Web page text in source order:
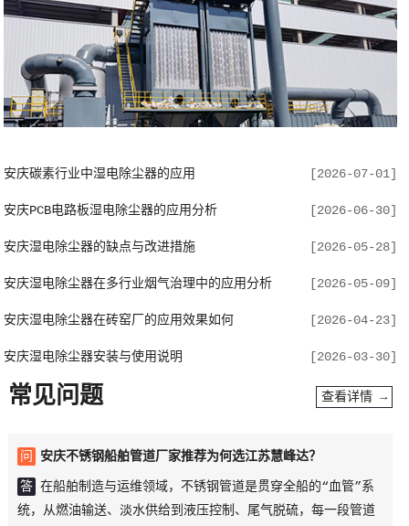
安庆碳素行业中湿电除尘器的应用 [2026-07-01]
安庆PCB电路板湿电除尘器的应用分析 [2026-06-30]
安庆湿电除尘器的缺点与改进措施 [2026-05-28]
安庆湿电除尘器在多行业烟气治理中的应用分析 [2026-05-09]
安庆湿电除尘器在砖窑厂的应用效果如何 [2026-04-23]
安庆湿电除尘器安装与使用说明 [2026-03-30]
查看详情 →
常见问题
问 安庆不锈钢船舶管道厂家推荐为何选江苏慧峰达？
答 在船舶制造与运维领域，不锈钢管道是贯穿全船的“血管”系
统，从燃油输送、淡水供给到液压控制、尾气脱硫，每一段管道